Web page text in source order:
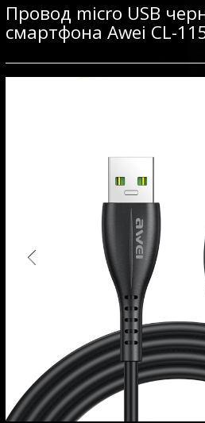
Провод micro USB
смартфона Awei CL-